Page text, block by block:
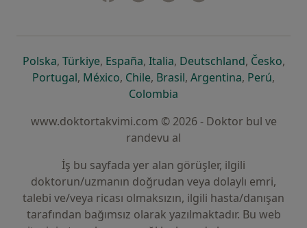
Polskayeni bir sekmede açılır
, Türkiyeyeni bir sekmede açılır
, Españayeni bir sekmede açılır
, Italiayeni bir sekmede açılır
, Deutschlandyeni bir
, Českoyeni
,
Portugalyeni bir sekmede açılır
, Méxicoyeni bir sekmede açılır
, Chileyeni bir sekmede açılır
, Brasilyeni bir sekmede açılır
, Argentinayeni bir
, Perúyeni
,
Colombia
www.doktortakvimi.com © 2026 - Doktor bul ve
randevu al
İş bu sayfada yer alan görüşler, ilgili
doktorun/uzmanın doğrudan veya dolaylı emri,
talebi ve/veya ricası olmaksızın, ilgili hasta/danışan
tarafından bağımsız olarak yazılmaktadır. Bu web